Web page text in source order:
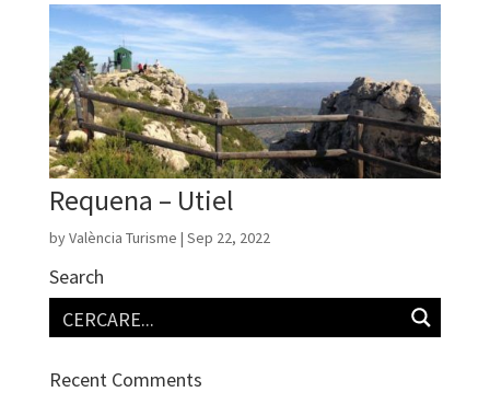
Requena – Utiel
byValència Turisme | Sep 22, 2022
Search
Recent Comments